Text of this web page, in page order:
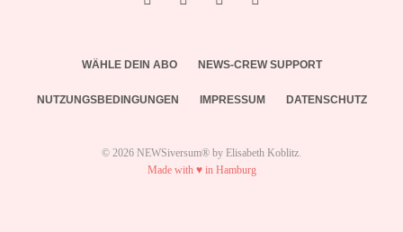
WÄHLE DEIN ABO NEWS-CREW SUPPORT
NUTZUNGSBEDINGUNGEN IMPRESSUM DATENSCHUTZ
© 2026 NEWSiversum® by Elisabeth Koblitz.
Made with ♥ in Hamburg